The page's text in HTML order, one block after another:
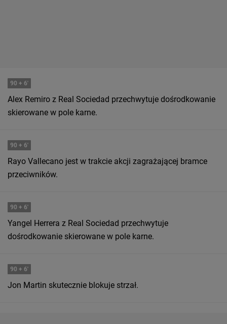
90 + 6'
Alex Remiro z Real Sociedad przechwytuje dośrodkowanie
skierowane w pole karne.
90 + 6'
Rayo Vallecano jest w trakcie akcji zagrażającej bramce
przeciwników.
90 + 6'
Yangel Herrera z Real Sociedad przechwytuje
dośrodkowanie skierowane w pole karne.
90 + 6'
Jon Martin skutecznie blokuje strzał.